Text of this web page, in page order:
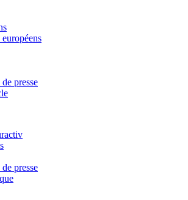
presse
presse